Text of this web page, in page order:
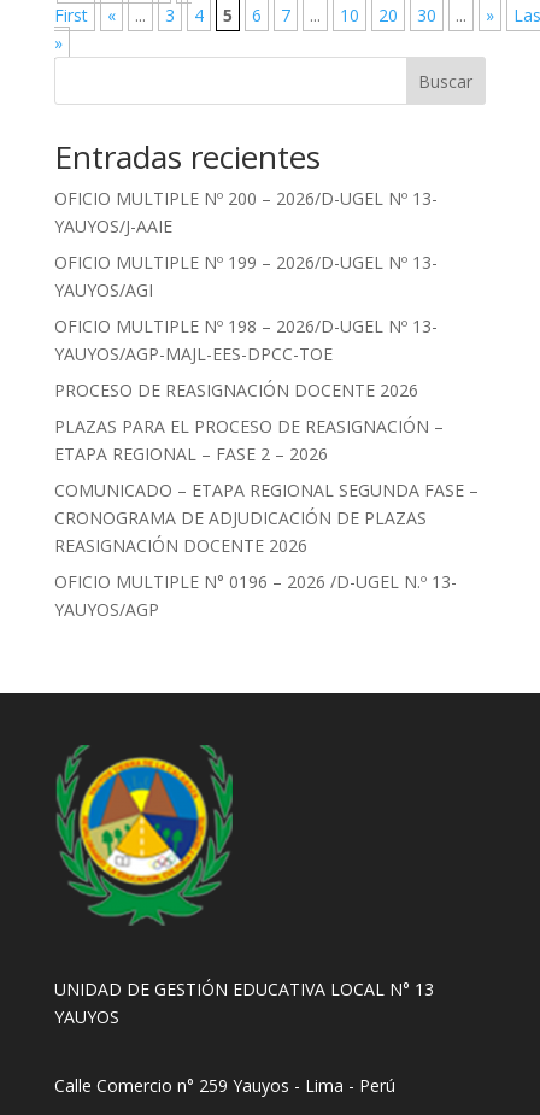
First
« ... 3 4 5 6 7 ... 10 20 30 ... »
»
Buscar
Entradas recientes
OFICIO MULTIPLE Nº 200 – 2026/D-UGEL Nº 13-
YAUYOS/J-AAIE
OFICIO MULTIPLE Nº 199 – 2026/D-UGEL Nº 13-
YAUYOS/AGI
OFICIO MULTIPLE Nº 198 – 2026/D-UGEL Nº 13-
YAUYOS/AGP-MAJL-EES-DPCC-TOE
PROCESO DE REASIGNACIÓN DOCENTE 2026
PLAZAS PARA EL PROCESO DE REASIGNACIÓN –
ETAPA REGIONAL – FASE 2 – 2026
COMUNICADO – ETAPA REGIONAL SEGUNDA FASE –
CRONOGRAMA DE ADJUDICACIÓN DE PLAZAS
REASIGNACIÓN DOCENTE 2026
OFICIO MULTIPLE N° 0196 – 2026 /D-UGEL N.º 13-
YAUYOS/AGP
UNIDAD DE GESTIÓN EDUCATIVA LOCAL N° 13
YAUYOS
Calle Comercio n° 259 Yauyos - Lima - Perú